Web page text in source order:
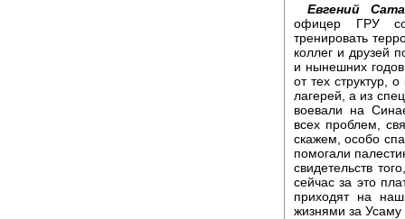
Евгений
офицер ГРУ
тренировать
коллег и друзей
и нынешних
от тех структур,
лагерей, а из
воевали на
всех проблем,
скажем, особо
помогали
свидетельств
сейчас за это
приходят на
жизнями за